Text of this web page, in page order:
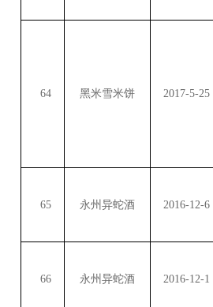
64 黑米雪米饼 2017-5-25
65 永州异蛇酒 2016-12-6
66 永州异蛇酒 2016-12-1